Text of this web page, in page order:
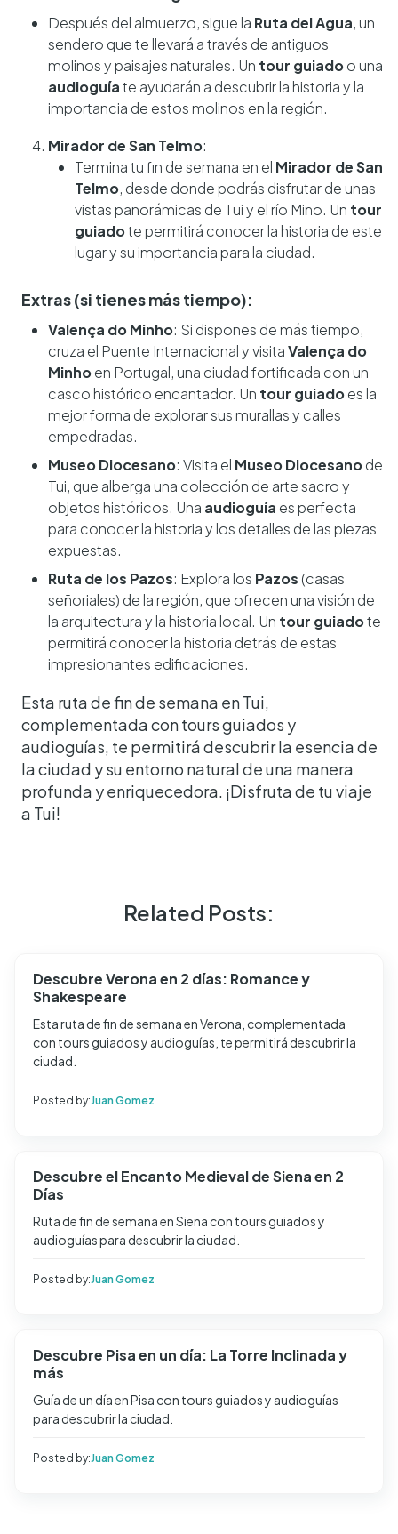
Después del almuerzo, sigue la Ruta del Agua, un
sendero que te llevará a través de antiguos
molinos y paisajes naturales. Un tour guiadoo una
audioguíate ayudarán a descubrir la historia y la
importancia de estos molinos en la región.
Mirador de San Telmo:
Termina tu fin de semana en el Mirador de San
Telmo, desde donde podrás disfrutar de unas
vistas panorámicas de Tui y el río Miño. Un tour
guiadote permitirá conocer la historia de este
lugar y su importancia para la ciudad.
Extras (si tienes más tiempo):
Valença do Minho: Si dispones de más tiempo,
cruza el Puente Internacional y visitaValença do
Minhoen Portugal, una ciudad fortificada con un
casco histórico encantador. Un tour guiadoes la
mejor forma de explorar sus murallas y calles
empedradas.
Museo Diocesano: Visita el Museo Diocesanode
Tui, que alberga una colección de arte sacro y
objetos históricos. Una audioguía es perfecta
para conocer la historia y los detalles de las piezas
expuestas.
Ruta de los Pazos: Explora los Pazos (casas
señoriales) de la región, que ofrecen una visión de
la arquitectura y la historia local. Un tour guiadote
permitirá conocer la historia detrás de estas
impresionantes edificaciones.
Esta ruta de fin de semana en Tui,
complementada con tours guiados y
audioguías, te permitirá descubrir la esencia de
la ciudad y su entorno natural de una manera
profunda y enriquecedora. ¡Disfruta de tu viaje
a Tui!
Related Posts:
Descubre Verona en 2 días: Romance y
Shakespeare
Esta ruta de fin de semana en Verona, complementada
con tours guiados y audioguías, te permitirá descubrir la
ciudad.
Posted by:Juan Gomez
Descubre el Encanto Medieval de Siena en 2
Días
Ruta de fin de semana en Siena con tours guiados y
audioguías para descubrir la ciudad.
Posted by:Juan Gomez
Descubre Pisa en un día: La Torre Inclinada y
más
Guía de un día en Pisa con tours guiados y audioguías
para descubrir la ciudad.
Posted by:Juan Gomez